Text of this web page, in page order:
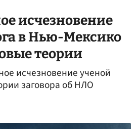
исчезновение
в Нью-Мексико
теории
исчезновение ученой
заговора об НЛО